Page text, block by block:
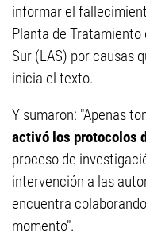
informar el
Planta de Tratamiento
Sur (LAS) por causas
inicia el texto.
Y sumaron: "Apenas
activó los protocolos
proceso de
intervención a las
encuentra
momento".